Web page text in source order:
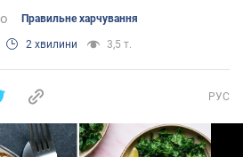
Правильне харчування
2 хвилини 3,5 т.
РУС